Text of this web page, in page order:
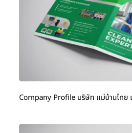
Company Profile บริษัท แม่บ้านไทย